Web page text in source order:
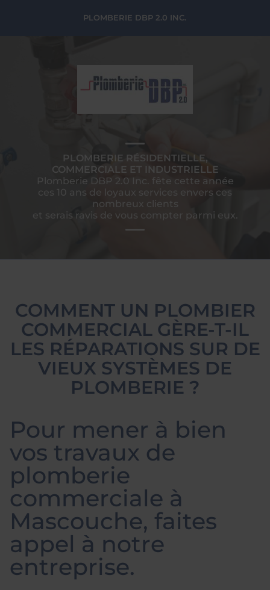
PLOMBERIE RÉSIDENTIELLE,
COMMERCIALE ET INDUSTRIELLE
Plomberie DBP 2.0 Inc. fête cette année
ces 10 ans de loyaux services envers ces
nombreux clients
et serais ravis de vous compter parmi eux.
COMMENT UN PLOMBIER
COMMERCIAL GÈRE-T-IL
LES RÉPARATIONS SUR DE
VIEUX SYSTÈMES DE
PLOMBERIE ?
Pour mener à bien
vos travaux de
plomberie
commerciale à
Mascouche, faites
appel à notre
entreprise.
PLOMBERIE DBP 2.0 INC.